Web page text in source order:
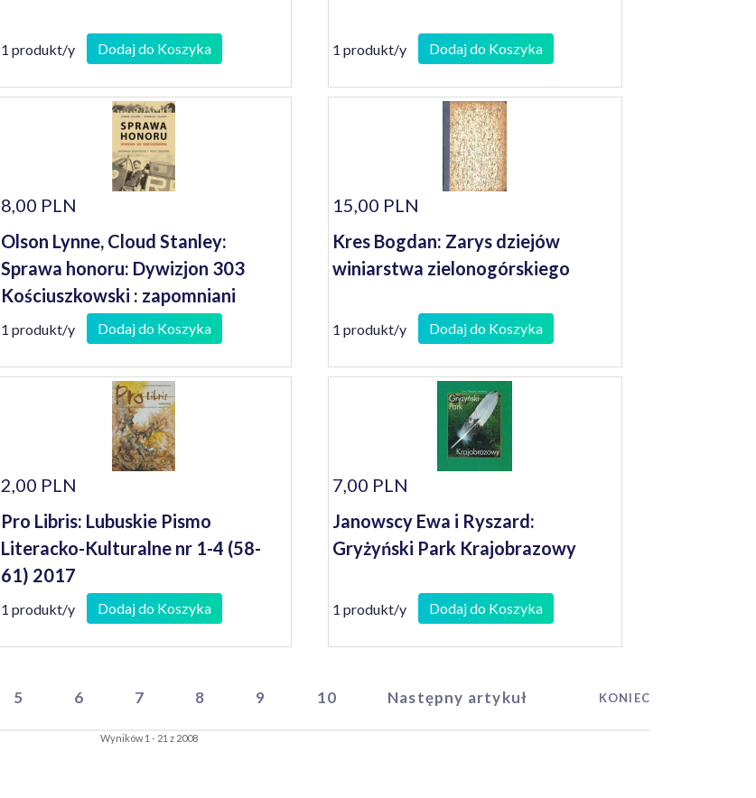
1 produkt/y Dodaj do Koszyka 1 produkt/y Dodaj do Koszyka
8,00 PLN
Olson Lynne, Cloud Stanley:
Sprawa honoru: Dywizjon 303
Kościuszkowski : zapomniani
bohaterowie II wojny światowej
1 produkt/y Dodaj do Koszyka
15,00 PLN
Kres Bogdan: Zarys dziejów
winiarstwa zielonogórskiego
1 produkt/y Dodaj do Koszyka
2,00 PLN
Pro Libris: Lubuskie Pismo
Literacko-Kulturalne nr 1-4 (58-
61) 2017
1 produkt/y Dodaj do Koszyka
7,00 PLN
Janowscy Ewa i Ryszard:
Gryżyński Park Krajobrazowy
1 produkt/y Dodaj do Koszyka
5 6 7 8 9 10 Następny artykuł KONIEC
Wyników 1 - 21 z 2008